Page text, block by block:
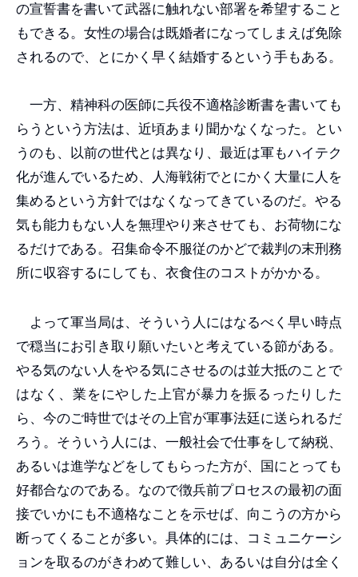
の宣誓書を書いて武器に触れない部署を希望すること
もできる。女性の場合は既婚者になってしまえば免除
されるので、とにかく早く結婚するという手もある。
一方、精神科の医師に兵役不適格診断書を書いても
らうという方法は、近頃あまり聞かなくなった。とい
うのも、以前の世代とは異なり、最近は軍もハイテク
化が進んでいるため、人海戦術でとにかく大量に人を
集めるという方針ではなくなってきているのだ。やる
気も能力もない人を無理やり来させても、お荷物にな
るだけである。召集命令不服従のかどで裁判の末刑務
所に収容するにしても、衣食住のコストがかかる。
よって軍当局は、そういう人にはなるべく早い時点
で穏当にお引き取り願いたいと考えている節がある。
やる気のない人をやる気にさせるのは並大抵のことで
はなく、業をにやした上官が暴力を振るったりした
ら、今のご時世ではその上官が軍事法廷に送られるだ
ろう。そういう人には、一般社会で仕事をして納税、
あるいは進学などをしてもらった方が、国にとっても
好都合なのである。なので徴兵前プロセスの最初の面
接でいかにも不適格なことを示せば、向こうの方から
断ってくることが多い。具体的には、コミュニケーシ
ョンを取るのがきわめて難しい、あるいは自分は全く